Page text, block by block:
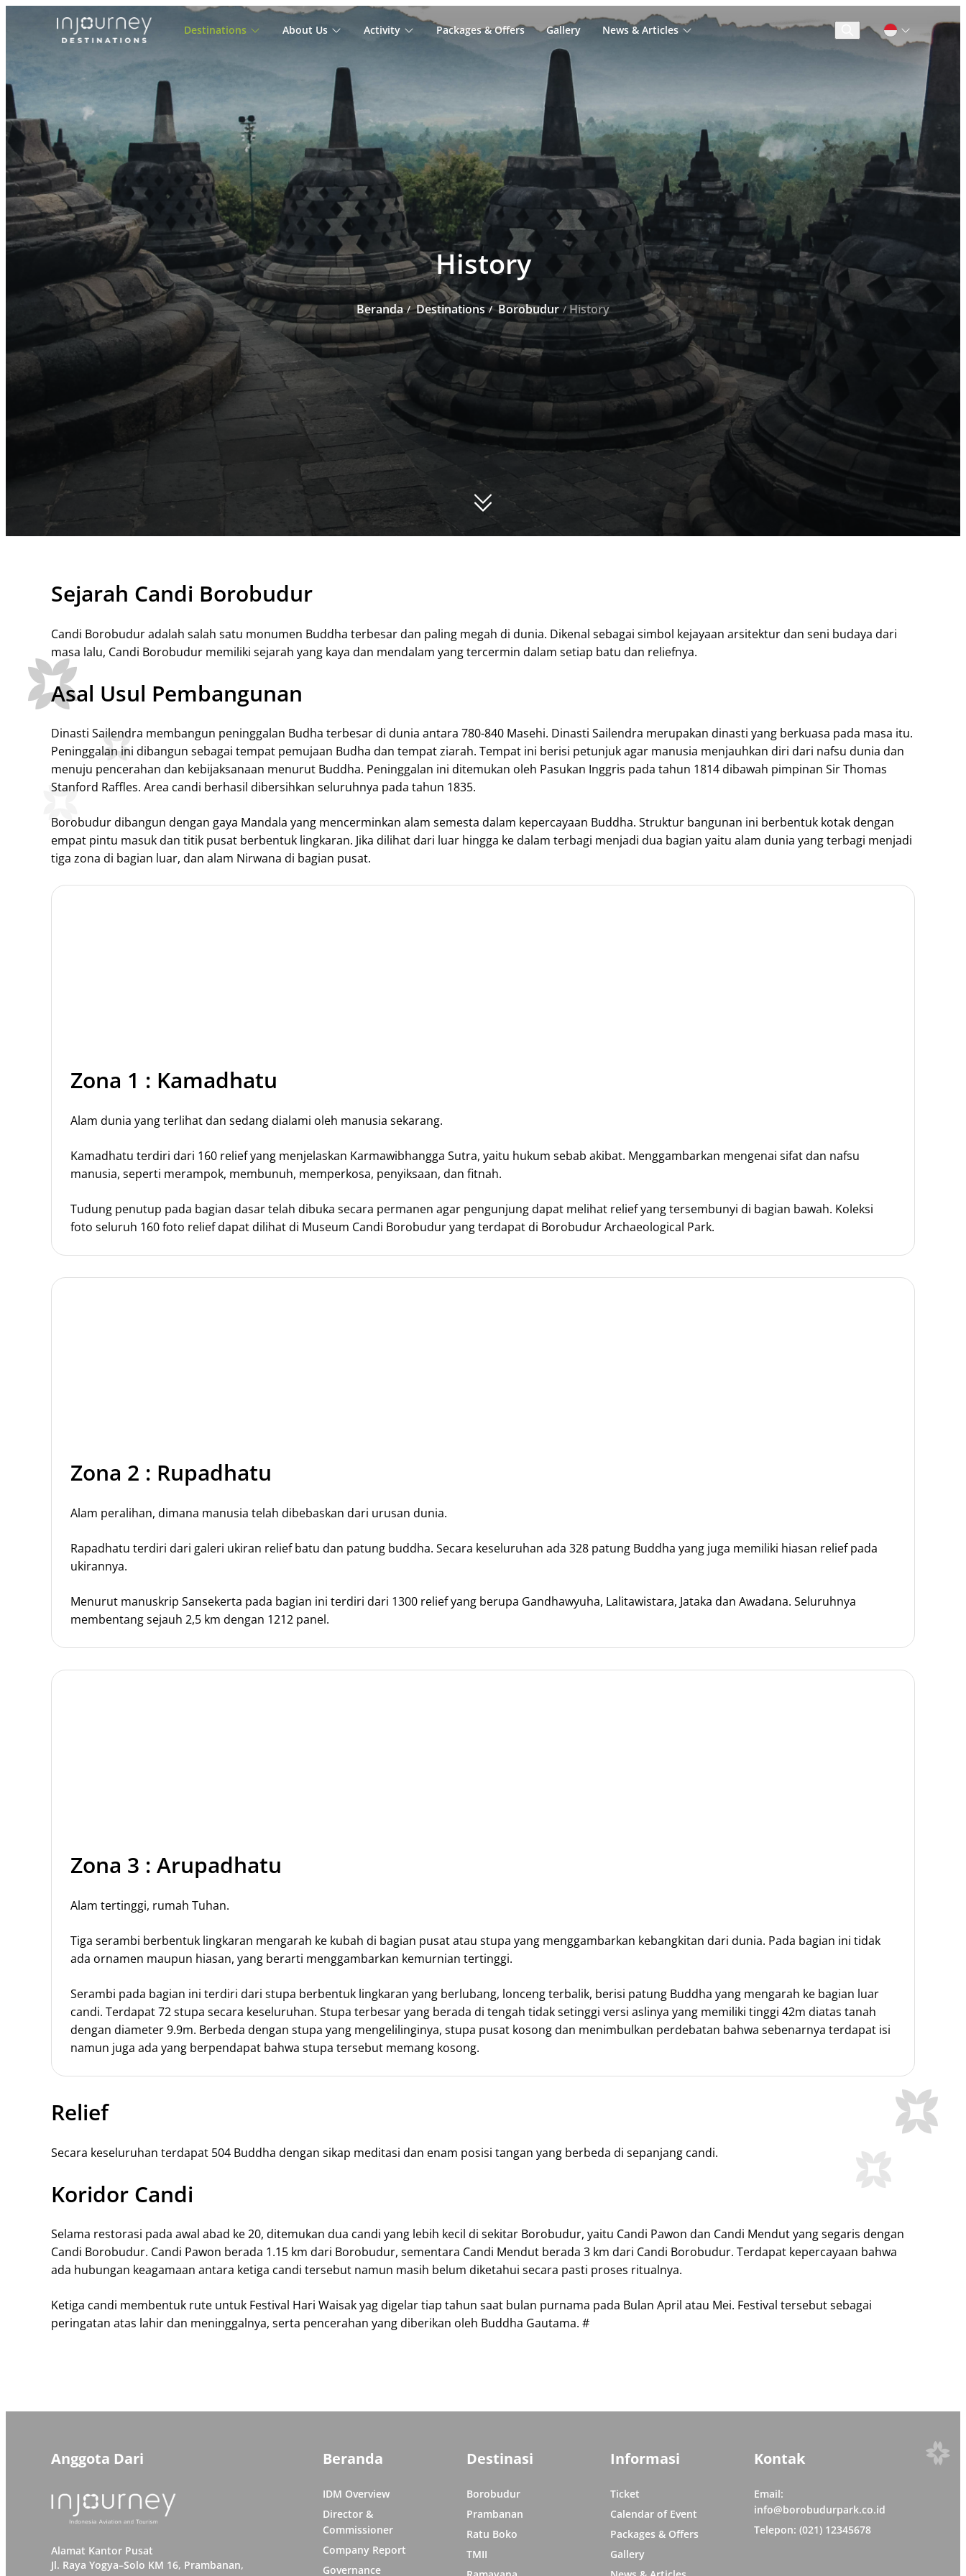
Destinations About Us Activity Packages & Offers Gallery News & Articles
untuk:
History
Beranda Destinations Borobudur History
Sejarah Candi Borobudur
Candi Borobudur adalah salah satu monumen Buddha terbesar dan paling megah di dunia. Dikenal sebagai simbol kejayaan arsitektur dan seni budaya dari
masa lalu, Candi Borobudur memiliki sejarah yang kaya dan mendalam yang tercermin dalam setiap batu dan reliefnya.
Asal Usul Pembangunan
Dinasti Sailendra membangun peninggalan Budha terbesar di dunia antara 780-840 Masehi. Dinasti Sailendra merupakan dinasti yang berkuasa pada masa itu.
Peninggalan ini dibangun sebagai tempat pemujaan Budha dan tempat ziarah. Tempat ini berisi petunjuk agar manusia menjauhkan diri dari nafsu dunia dan
menuju pencerahan dan kebijaksanaan menurut Buddha. Peninggalan ini ditemukan oleh Pasukan Inggris pada tahun 1814 dibawah pimpinan Sir Thomas
Stanford Raffles. Area candi berhasil dibersihkan seluruhnya pada tahun 1835.
Borobudur dibangun dengan gaya Mandala yang mencerminkan alam semesta dalam kepercayaan Buddha. Struktur bangunan ini berbentuk kotak dengan
empat pintu masuk dan titik pusat berbentuk lingkaran. Jika dilihat dari luar hingga ke dalam terbagi menjadi dua bagian yaitu alam dunia yang terbagi menjadi
tiga zona di bagian luar, dan alam Nirwana di bagian pusat.
Zona 1 : Kamadhatu
Alam dunia yang terlihat dan sedang dialami oleh manusia sekarang.
Kamadhatu terdiri dari 160 relief yang menjelaskan Karmawibhangga Sutra, yaitu hukum sebab akibat. Menggambarkan mengenai sifat dan nafsu
manusia, seperti merampok, membunuh, memperkosa, penyiksaan, dan fitnah.
Tudung penutup pada bagian dasar telah dibuka secara permanen agar pengunjung dapat melihat relief yang tersembunyi di bagian bawah. Koleksi
foto seluruh 160 foto relief dapat dilihat di Museum Candi Borobudur yang terdapat di Borobudur Archaeological Park.
Zona 2 : Rupadhatu
Alam peralihan, dimana manusia telah dibebaskan dari urusan dunia.
Rapadhatu terdiri dari galeri ukiran relief batu dan patung buddha. Secara keseluruhan ada 328 patung Buddha yang juga memiliki hiasan relief pada
ukirannya.
Menurut manuskrip Sansekerta pada bagian ini terdiri dari 1300 relief yang berupa Gandhawyuha, Lalitawistara, Jataka dan Awadana. Seluruhnya
membentang sejauh 2,5 km dengan 1212 panel.
Zona 3 : Arupadhatu
Alam tertinggi, rumah Tuhan.
Tiga serambi berbentuk lingkaran mengarah ke kubah di bagian pusat atau stupa yang menggambarkan kebangkitan dari dunia. Pada bagian ini tidak
ada ornamen maupun hiasan, yang berarti menggambarkan kemurnian tertinggi.
Serambi pada bagian ini terdiri dari stupa berbentuk lingkaran yang berlubang, lonceng terbalik, berisi patung Buddha yang mengarah ke bagian luar
candi. Terdapat 72 stupa secara keseluruhan. Stupa terbesar yang berada di tengah tidak setinggi versi aslinya yang memiliki tinggi 42m diatas tanah
dengan diameter 9.9m. Berbeda dengan stupa yang mengelilinginya, stupa pusat kosong dan menimbulkan perdebatan bahwa sebenarnya terdapat isi
namun juga ada yang berpendapat bahwa stupa tersebut memang kosong.
Relief
Secara keseluruhan terdapat 504 Buddha dengan sikap meditasi dan enam posisi tangan yang berbeda di sepanjang candi.
Koridor Candi
Selama restorasi pada awal abad ke 20, ditemukan dua candi yang lebih kecil di sekitar Borobudur, yaitu Candi Pawon dan Candi Mendut yang segaris dengan
Candi Borobudur. Candi Pawon berada 1.15 km dari Borobudur, sementara Candi Mendut berada 3 km dari Candi Borobudur. Terdapat kepercayaan bahwa
ada hubungan keagamaan antara ketiga candi tersebut namun masih belum diketahui secara pasti proses ritualnya.
Ketiga candi membentuk rute untuk Festival Hari Waisak yag digelar tiap tahun saat bulan purnama pada Bulan April atau Mei. Festival tersebut sebagai
peringatan atas lahir dan meninggalnya, serta pencerahan yang diberikan oleh Buddha Gautama. #
Anggota Dari
Alamat Kantor Pusat
Jl. Raya Yogya–Solo KM 16, Prambanan,
Beranda
IDM Overview
Director &
Commissioner
Company Report
Governance
Destinasi
Borobudur
Prambanan
Ratu Boko
TMII
Informasi
Ticket
Calendar of Event
Packages & Offers
Gallery
Kontak
Email:
info@borobudurpark.co.id
Telepon: (021) 12345678